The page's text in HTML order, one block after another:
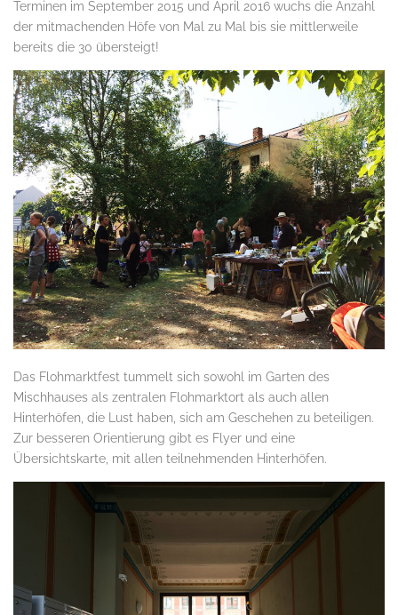
Terminen im September 2015 und April 2016 wuchs die Anzahl
der mitmachenden Höfe von Mal zu Mal bis sie mittlerweile
bereits die 30 übersteigt!
Das Flohmarktfest tummelt sich sowohl im Garten des
Mischhauses als zentralen Flohmarktort als auch allen
Hinterhöfen, die Lust haben, sich am Geschehen zu beteiligen.
Zur besseren Orientierung gibt es Flyer und eine
Übersichtskarte, mit allen teilnehmenden Hinterhöfen.